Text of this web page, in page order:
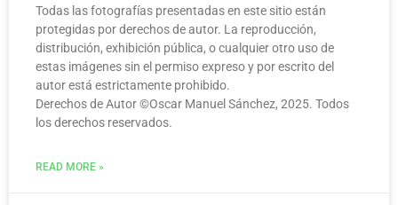
Todas las fotografías presentadas en este sitio están
protegidas por derechos de autor. La reproducción,
distribución, exhibición pública, o cualquier otro uso de
estas imágenes sin el permiso expreso y por escrito del
autor está estrictamente prohibido.
Derechos de Autor ©️Oscar Manuel Sánchez, 2025. Todos
los derechos reservados.
READ MORE »